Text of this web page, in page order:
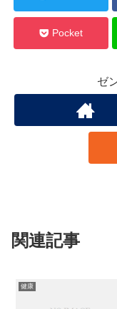
Pocket
ゼ
関連記事
健康